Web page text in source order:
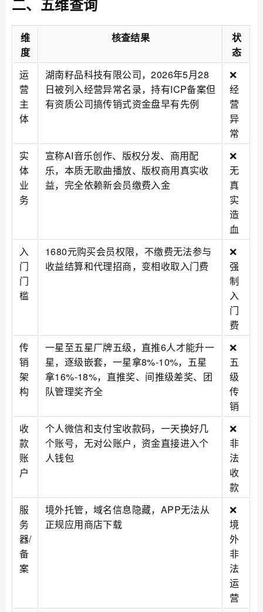
维
度
核查结果
状
态
运
营
主
体
湖南籽品科技有限公司，2026年5月28
日被列入经营异常名录，持有ICP备案但
有资质公司搞传销式资金盘早有先例
❌
经
营
异
常
实
体
业
务
宣称AI音乐创作、版权分发、商用配
乐，本质无歌曲播放、版权商用真实收
益，完全依赖新会员缴费入金
❌
无
真
实
造
血
入
门
门
槛
1680元购买会员权限，不缴费无法参与
收益结算和代理招商，变相收取入门费
❌
强
制
入
门
费
传
销
架
构
一星至五星厂牌五级，直推6人才能升一
星，逐级嵌套，一星拿8%-10%，五星
拿16%-18%，直推奖、间推级差奖、团
队管理奖齐全
❌
五
级
传
销
收
款
账
户
个人微信和支付宝收款码，一天换好几
个账号，无对公账户，资金直接进入个
人钱包
❌
非
法
收
款
服
务
器/
备
案
境外托管，域名信息隐藏，APP无法从
正规应用商店下载
❌
境
外
非
法
运
营